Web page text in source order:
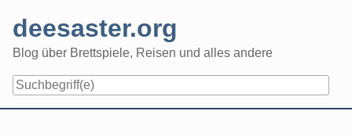
content
deesaster.org
Blog über Brettspiele, Reisen und alles andere